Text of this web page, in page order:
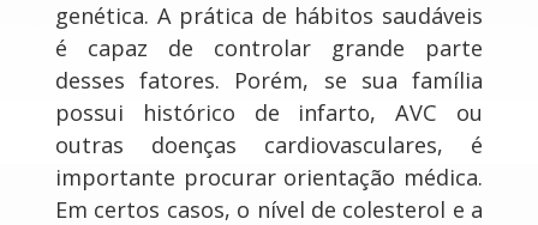
genética. A prática de hábitos saudáveis
é capaz de controlar grande parte
desses fatores. Porém, se sua família
possui histórico de infarto, AVC ou
outras doenças cardiovasculares, é
importante procurar orientação médica.
Em certos casos, o nível de colesterol e a